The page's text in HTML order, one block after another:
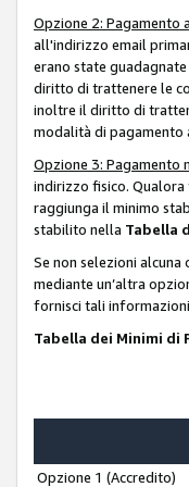
Opzione 2: Pagamento
all'indirizzo email
erano state
diritto di trattenere le
inoltre il diritto di
modalità di pagamento
Opzione 3: Pagamento
indirizzo fisico.
raggiunga il minimo
stabilito nella Tabella
Se non selezioni
mediante un’altra
fornisci tali
Tabella dei Minimi di
Opzione 1 (Accredito)